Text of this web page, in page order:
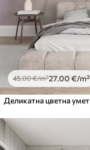
45.00€/m²27 .00 €/m²